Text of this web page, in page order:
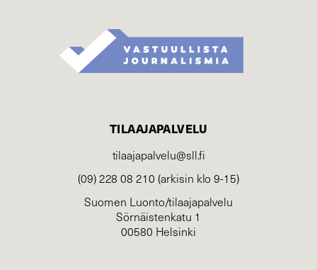
TILAAJAPALVELU
tilaajapalvelu@sll.fi
(09) 228 08 210 (arkisin klo 9-15)
Suomen Luonto/tilaajapalvelu
Sörnäistenkatu 1
00580 Helsinki